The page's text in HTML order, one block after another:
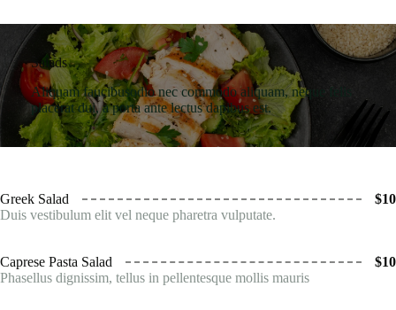
Salads
Aliquam faucibusodio nec commodo aliquam, neque felis
placerat dui, a porta ante lectus dapibus est.
Greek Salad
$10
Duis vestibulum elit vel neque pharetra vulputate.
Caprese Pasta Salad
$10
Phasellus dignissim, tellus in pellentesque mollis mauris